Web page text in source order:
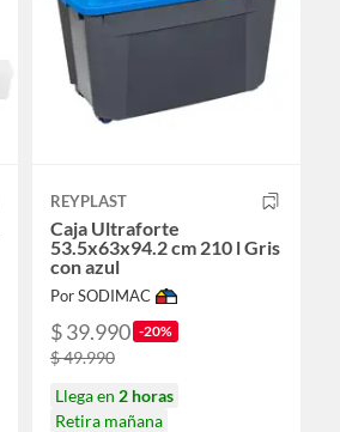
REYPLAST
Caja Ultraforte
53.5x63x94.2 cm 210 l Gris
con azul
Por SODIMAC
$ 39.990 -20%
$ 49.990
Llega en 2 horas
Retira mañana